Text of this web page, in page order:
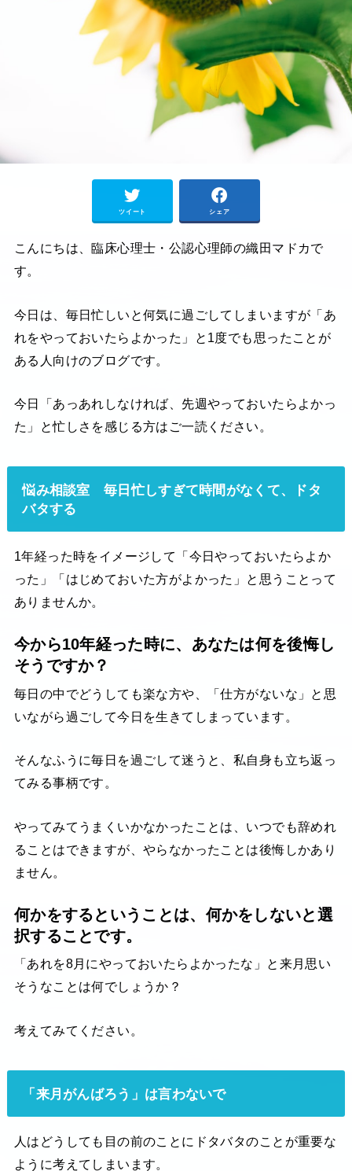
ツイート シェア
こんにちは、臨床心理士・公認心理師の織田マドカで
す。
今日は、毎日忙しいと何気に過ごしてしまいますが「あ
れをやっておいたらよかった」と1度でも思ったことが
ある人向けのブログです。
今日「あっあれしなければ、先週やっておいたらよかっ
た」と忙しさを感じる方はご一読ください。
悩み相談室 毎日忙しすぎて時間がなくて、ドタ
バタする
1年経った時をイメージして「今日やっておいたらよか
った」「はじめておいた方がよかった」と思うことって
ありませんか。
今から10年経った時に、あなたは何を後悔し
そうですか？
毎日の中でどうしても楽な方や、「仕方がないな」と思
いながら過ごして今日を生きてしまっています。
そんなふうに毎日を過ごして迷うと、私自身も立ち返っ
てみる事柄です。
やってみてうまくいかなかったことは、いつでも辞めれ
ることはできますが、やらなかったことは後悔しかあり
ません。
何かをするということは、何かをしないと選
択することです。
「あれを8月にやっておいたらよかったな」と来月思い
そうなことは何でしょうか？
考えてみてください。
「来月がんばろう」は言わないで
人はどうしても目の前のことにドタバタのことが重要な
ように考えてしまいます。